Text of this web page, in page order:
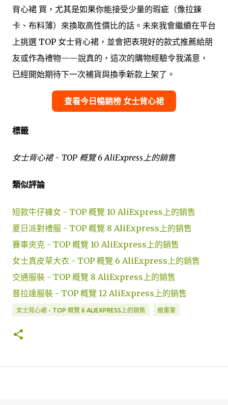
背心裙 買，尤其是如果你能接受少量的瑕疵（像拉鍊
卡、布料薄）來換取高性價比的話。未來我會繼續在平台
上挑選 TOP 女士背心裙，並會把表現好的款式推薦給朋
友或作為禮物——說真的，這次的購物經驗令我滿意，
已經開始期待下一次補貨與換季新款上架了。
查看今日暢銷榜 女士背心裙
標籤
女士背心裙 - TOP 概覽 6 AliExpress上的銷售
類似評論
短款牛仔褲女 - TOP 概覽 10 AliExpress上的銷售
夏日派對禮服 - TOP 概覽 8 AliExpress上的銷售
賽車夾克 - TOP 概覽 10 AliExpress上的銷售
女士真皮草大衣 - TOP 概覽 6 AliExpress上的銷售
交通服裝 - TOP 概覽 8 AliExpress上的銷售
普拉達服裝 - TOP 概覽 12 AliExpress上的銷售
女士背心裙 - TOP 概覽 6 ALIEXPRESS上的銷售 繪畫筆